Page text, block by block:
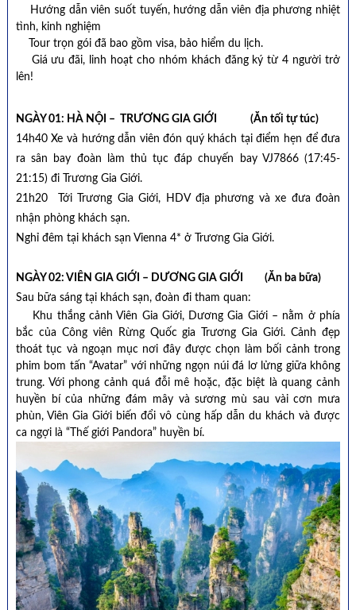
Hướng dẫn viên suốt tuyến, hướng dẫn viên địa phương nhiệt
tình, kinh nghiệm
Tour trọn gói đã bao gồm visa, bảo hiểm du lịch.
Giá ưu đãi, linh hoạt cho nhóm khách đăng ký từ 4 người trở
lên!
NGÀY 01: HÀ NỘI – TRƯƠNG GIA GIỚI (Ăn tối tự túc)
14h40 Xe và hướng dẫn viên đón quý khách tại điểm hẹn để đưa
ra sân bay đoàn làm thủ tục đáp chuyến bay VJ7866 (17:45-
21:15) đi Trương Gia Giới.
21h20 Tới Trương Gia Giới, HDV địa phương và xe đưa đoàn
nhận phòng khách sạn.
Nghỉ đêm tại khách sạn Vienna 4* ở Trương Gia Giới.
NGÀY 02: VIÊN GIA GIỚI – DƯƠNG GIA GIỚI (Ăn ba bữa)
Sau bữa sáng tại khách sạn, đoàn đi tham quan:
Khu thắng cảnh Viên Gia Giới, Dương Gia Giới – nằm ở phía
bắc của Công viên Rừng Quốc gia Trương Gia Giới. Cảnh đẹp
thoát tục và ngoạn mục nơi đây được chọn làm bối cảnh trong
phim bom tấn “Avatar” với những ngọn núi đá lơ lửng giữa không
trung. Với phong cảnh quá đỗi mê hoặc, đặc biệt là quang cảnh
huyền bí của những đám mây và sương mù sau vài cơn mưa
phùn, Viên Gia Giới biến đổi vô cùng hấp dẫn du khách và được
ca ngợi là “Thế giới Pandora” huyền bí.